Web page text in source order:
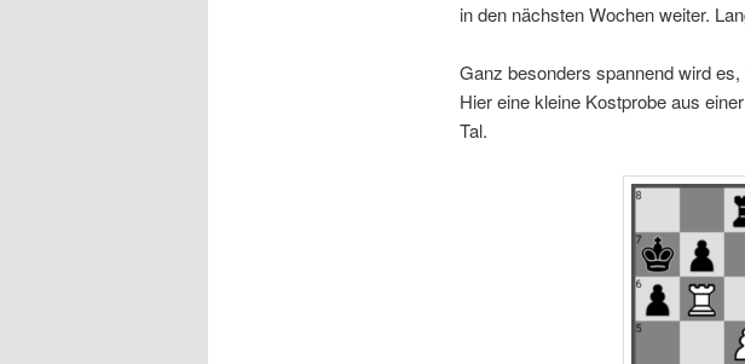
in den nächsten Wochen weiter.
Ganz besonders spannend wird
Hier eine kleine Kostprobe aus
Tal.